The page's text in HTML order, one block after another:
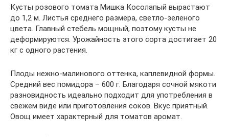
Кусты розового томата Мишка Косолапый вырастают
до 1,2 м. Листья среднего размера, светло-зеленого
цвета. Главный стебель мощный, поэтому кусты не
деформируются. Урожайность этого сорта достигает 20
кг с одного растения.
Плоды нежно-малинового оттенка, каплевидной формы.
Средний вес помидора – 600 г. Благодаря сочной мякоти
разновидность идеально подходит для употребления в
свежем виде или приготовления соков. Вкус приятный.
Овощ имеет характерный для томатов аромат.